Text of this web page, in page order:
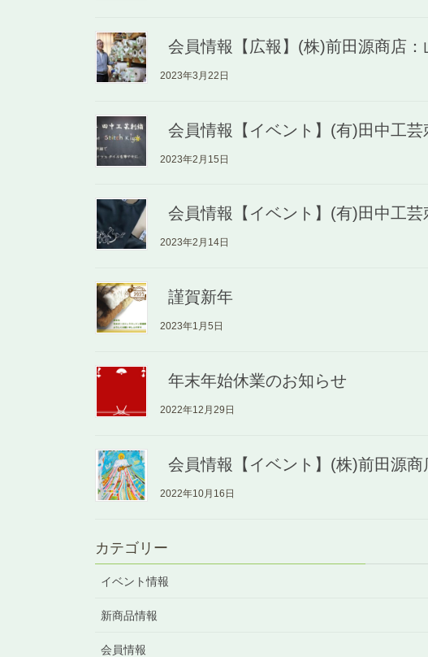
会員情報【広報】(株)前田源商店：
2023年3月22日
会員情報【イベント】(有)田中工
2023年2月15日
会員情報【イベント】(有)田中工
2023年2月14日
謹賀新年
2023年1月5日
年末年始休業のお知らせ
2022年12月29日
会員情報【イベント】(株)前田源
2022年10月16日
カテゴリー
イベント情報
新商品情報
会員情報